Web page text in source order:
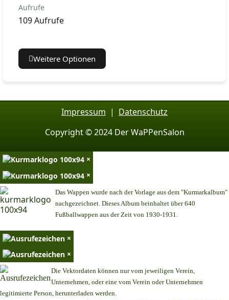
Aufrufe
109 Aufrufe
Weitere Optionen
Impressum | Datenschutz
Copyright © 2024 Der WaPPenSalon
×
×
Das Wappen wurde nach der Vorlage aus dem "Kurmarkalbum"
nachgezeichnet. Dieses Album beinhaltet über 640
Fußballwappen aus der Zeit von 1930-1931.
×
×
Die Vektordaten können nur vom jeweiligen Verein,
Unternehmen, oder eine vom Verein oder Unternehmen
legitimierte Person, herunterladen werden.